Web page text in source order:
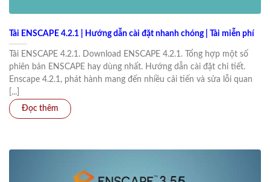
Tải ENSCAPE 4.2.1 | Hướng dẫn cài đặt nhanh chóng | Tải miễn phí
Tải ENSCAPE 4.2.1. Download ENSCAPE 4.2.1. Tổng hợp một số
phiên bản ENSCAPE hay dùng nhất. Hướng dẫn cài đặt chi tiết.
Enscape 4.2.1, phát hành mang đến nhiều cải tiến và sửa lỗi quan
[...]